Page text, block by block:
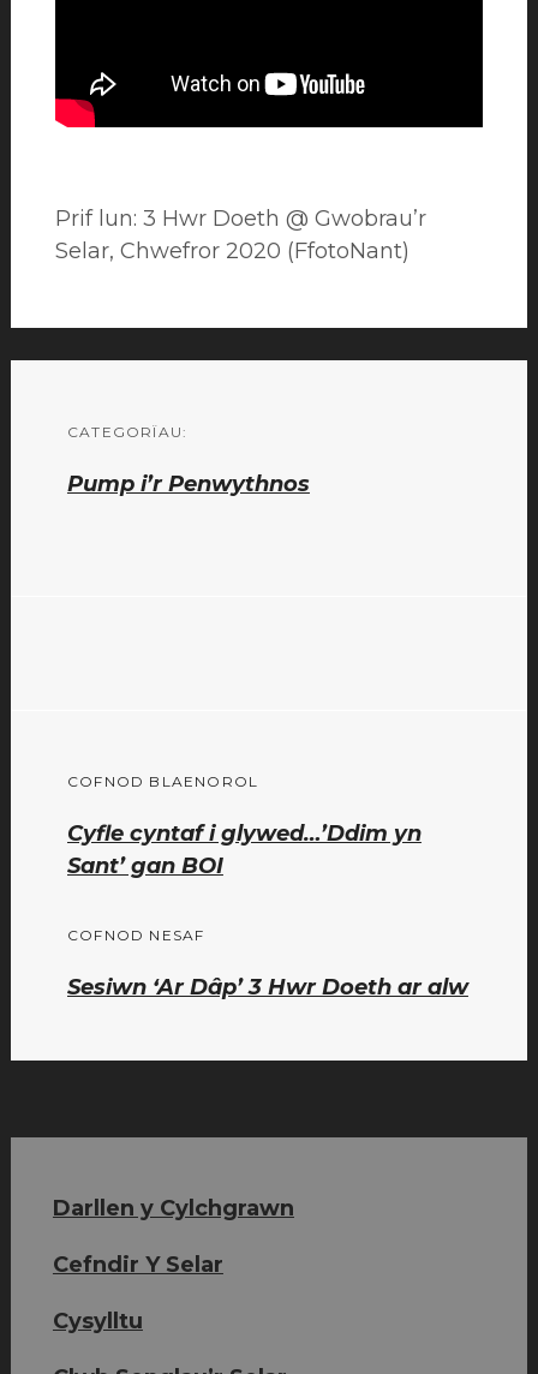
Prif lun: 3 Hwr Doeth @ Gwobrau’r
Selar, Chwefror 2020 (FfotoNant)
CATEGORÏAU:
Pump i’r Penwythnos
Llywio
cofnod
COFNOD BLAENOROL
Cofnod
blaenorol:
Cyfle cyntaf i glywed…’Ddim yn
Sant’ gan BOI
COFNOD NESAF
Sesiwn ‘Ar Dâp’ 3 Hwr Doeth ar alw
Darllen y Cylchgrawn
Cefndir Y Selar
Cysylltu